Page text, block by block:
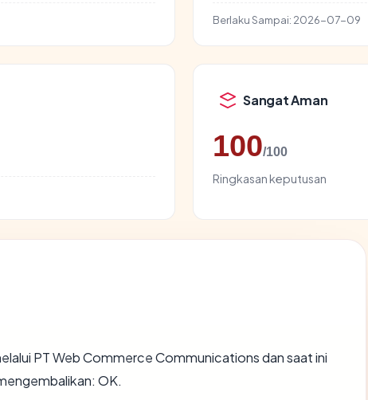
Berlaku Sampai: 2026-07-09
Sangat Aman
100/100
Ringkasan keputusan
PT Web Commerce Communications dan saat ini
OK.